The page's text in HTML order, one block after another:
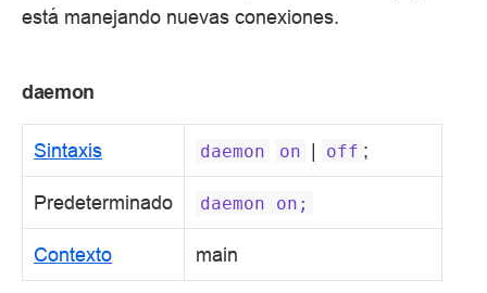
está manejando nuevas conexiones.
daemon
Sintaxis daemon on | off ;
Predeterminado daemon on;
Contexto main